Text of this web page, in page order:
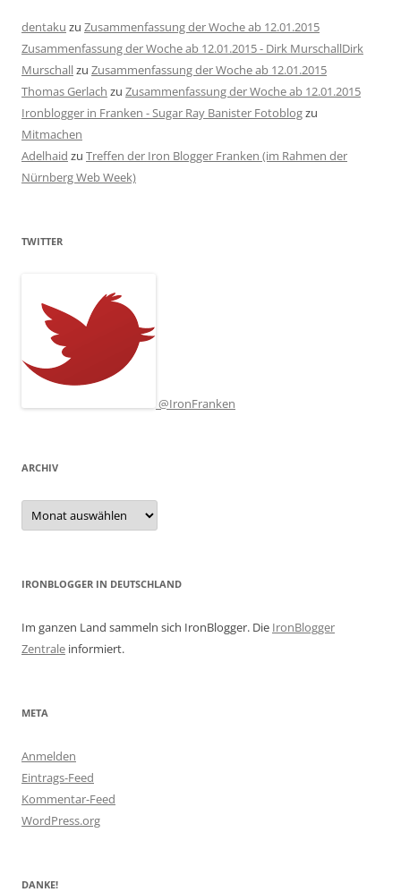
dentaku zu Zusammenfassung der Woche ab 12.01.2015
Zusammenfassung der Woche ab 12.01.2015 - Dirk MurschallDirk
Murschallzu Zusammenfassung der Woche ab 12.01.2015
Thomas Gerlach zu Zusammenfassung der Woche ab 12.01.2015
Ironblogger in Franken - Sugar Ray Banister Fotoblogzu
Mitmachen
Adelhaid zu Treffen der Iron Blogger Franken (im Rahmen der
Nürnberg Web Week)
TWITTER
@IronFranken
ARCHIV
Archiv
IRONBLOGGER IN DEUTSCHLAND
Im ganzen Land sammeln sich IronBlogger. Die IronBlogger
Zentrale informiert.
META
Anmelden
Eintrags-Feed
Kommentar-Feed
WordPress.org
DANKE!